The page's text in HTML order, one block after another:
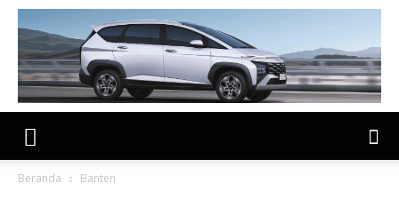
Beranda Banten